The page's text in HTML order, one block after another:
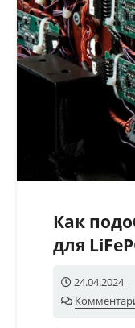
Как
для
24.04.2024